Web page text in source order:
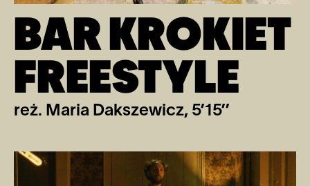
BAR KROKIET
FREESTYLE
reż. Maria Dakszewicz, 5’15’’